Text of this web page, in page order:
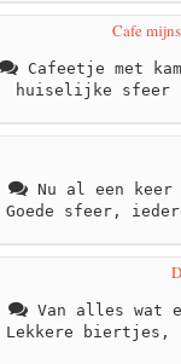
Cafe
Cafeetje met
huiselijke sfeer
Nu al een
Goede sfeer,
Van alles wat
Lekkere biertjes,